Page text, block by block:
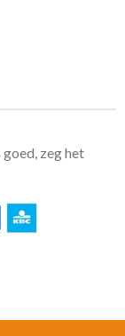
goed, zeg het